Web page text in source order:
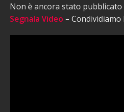
Non è ancora stato
Segnala Video –